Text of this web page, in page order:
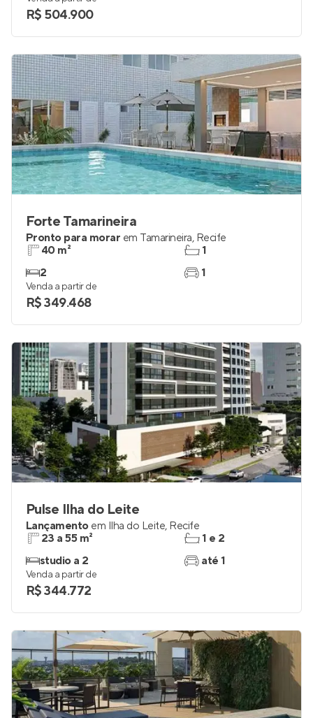
R$ 504.900
Forte Tamarineira
Pronto para morar em Tamarineira, Recife
40 m²
2
1
1
Venda a partir de
R$ 349.468
Pulse Ilha do Leite
Lançamento em Ilha do Leite, Recife
23 a 55 m²
studio a 2
1 e 2
até 1
Venda a partir de
R$ 344.772